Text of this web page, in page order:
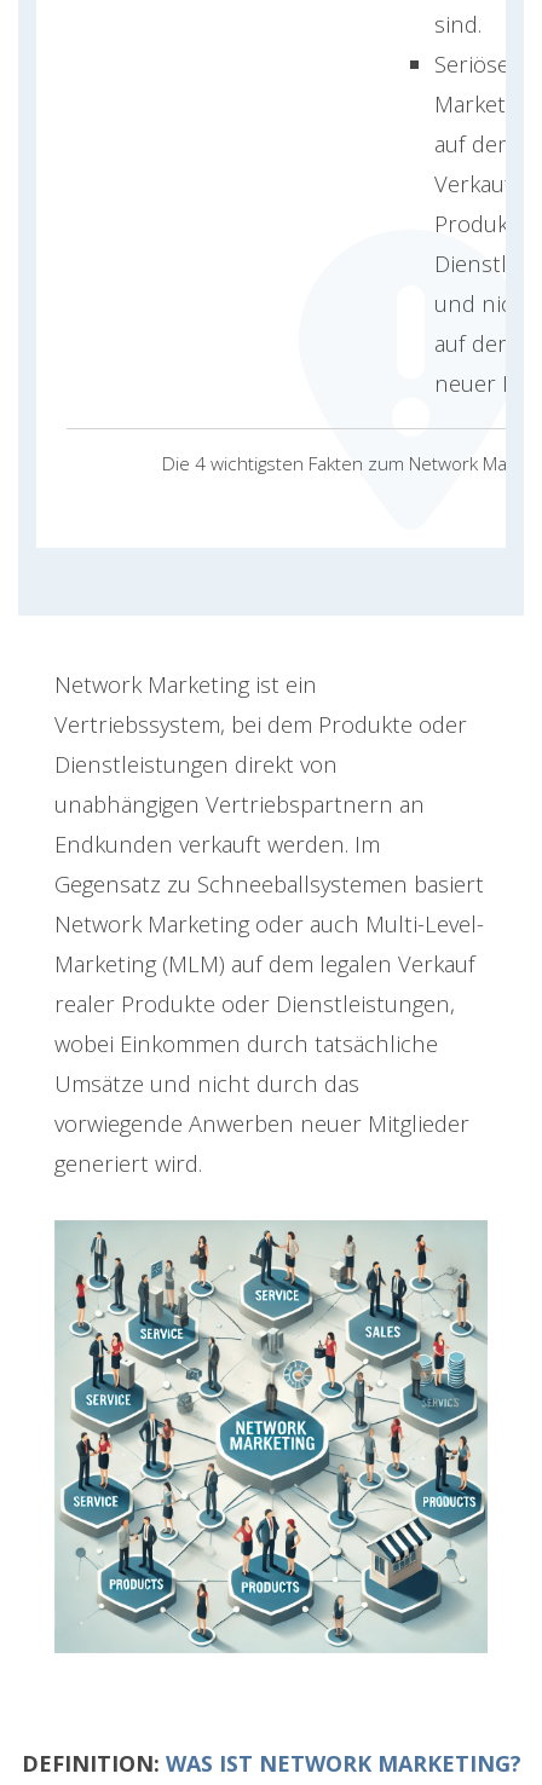
Die 4 wichtigsten Fakten zum Network
sind.
Seriöses
auf dem
Verkauf
und nicht
auf der
neuer
Network Marketing ist ein
Vertriebssystem, bei dem Produkte oder
Dienstleistungen direkt von
unabhängigen Vertriebspartnern an
Endkunden verkauft werden. Im
Gegensatz zu Schneeballsystemen basiert
Network Marketing oder auch Multi-Level-
Marketing (MLM) auf dem legalen Verkauf
realer Produkte oder Dienstleistungen,
wobei Einkommen durch tatsächliche
Umsätze und nicht durch das
vorwiegende Anwerben neuer Mitglieder
generiert wird.
DEFINITION: WAS IST NETWORK MARKETING?